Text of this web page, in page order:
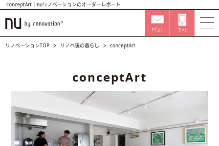
conceptArt｜nuリノベーションのオーダーレポート
リノベーションTOP リノベ後の暮らし conceptArt
conceptArt